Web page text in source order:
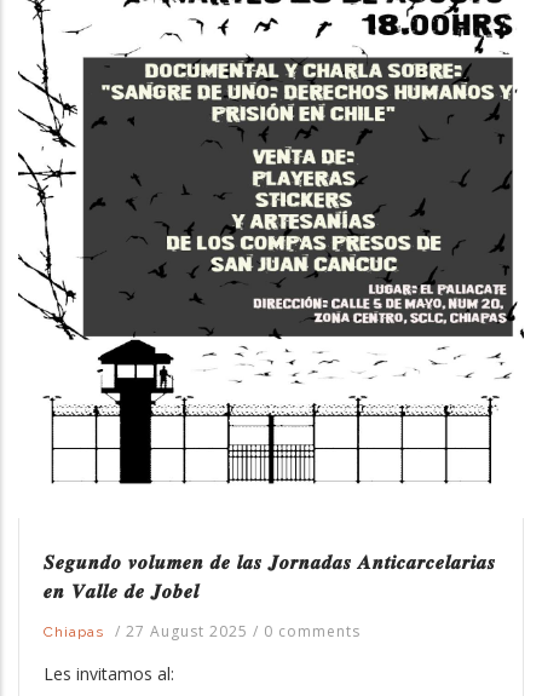
𝑺𝒆𝒈𝒖𝒏𝒅𝒐 𝒗𝒐𝒍𝒖𝒎𝒆𝒏 𝒅𝒆 𝒍𝒂𝒔 𝑱𝒐𝒓𝒏𝒂𝒅𝒂𝒔 𝑨𝒏𝒕𝒊𝒄𝒂𝒓𝒄𝒆𝒍𝒂𝒓𝒊𝒂𝒔
𝒆𝒏 𝑽𝒂𝒍𝒍𝒆 𝒅𝒆 𝑱𝒐𝒃𝒆𝒍
Chiapas / 27 August 2025 / 0 comments
Les invitamos al: